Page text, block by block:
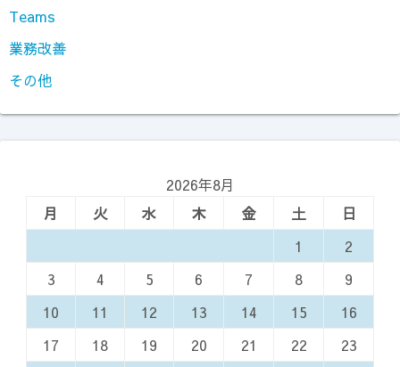
Teams
業務改善
その他
2026年8月
月
火 水 木 金 土
日
1
2
3
4 5 6 7 8
9
10
11 12 13 14 15
16
17
18 19 20 21 22
23